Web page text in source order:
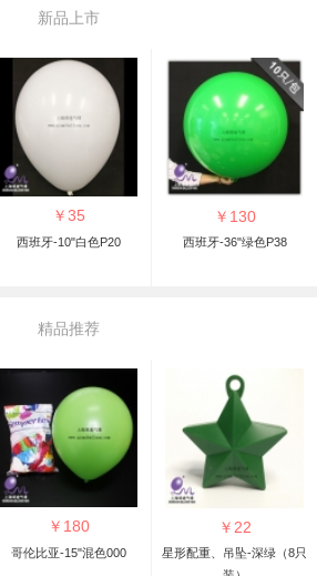
新品上市
￥35
西班牙-10"白色P20
￥ 130
西班牙-36"绿色P38
精品推荐
￥ 180
哥伦比亚-15"混色000
￥ 22
星形配重、吊坠-深绿（8只